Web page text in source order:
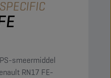
smeermiddel
RN17 FE-